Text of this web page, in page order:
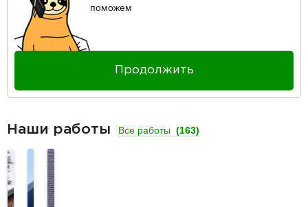
поможем
Продолжить
Наши работы Все работы (163)